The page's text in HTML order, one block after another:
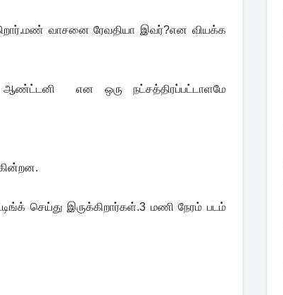
வாசனை ரேவதியா இவர்?என வியக்க
ஆண்ட்டனி என ஒரு நட்சத்திரப்பட்டாளமே
செய்து இருக்கிறார்கள்.3 மணி நேரம் படம்